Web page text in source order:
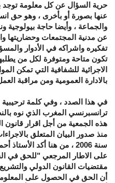
حرية السؤال عن كل معلومة توجد
عنها بصورة أو بأخرى ، وهو حق
والجماعة ، وأيضا حاجة بيولوجية
عن مدنية المجتمعات وحضاريتها
تفكيره واشراكه في الأدوار
تكون متاحة ومتوفرة لكل من
الاجرائية للشفافية التي تمكن
بالادارة العمومية ومن مراقبة
في هذا الصدد ، وفي كلمة
ترانسبرنسي المغرب الذي نوه
هذه الجمعية من أجل اقرار
منذ صدور البيان المتعلق
سنة 2006 ، من هنا أكد
على الاطار المرجعي "للحق في
مقتضيات القانون الدولي
أن الحق في الحصول على